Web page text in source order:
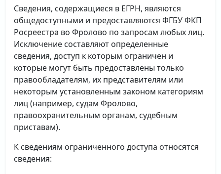
Сведения, содержащиеся в ЕГРН, являются
общедоступными и предоставляются ФГБУ ФКП
Росреестра во Фролово по запросам любых лиц.
Исключение составляют определенные
сведения, доступ к которым ограничен и
которые могут быть предоставлены только
правообладателям, их представителям или
некоторым установленным законом категориям
лиц (например, судам Фролово,
правоохранительным органам, судебным
приставам).
К сведениям ограниченного доступа относятся
сведения: